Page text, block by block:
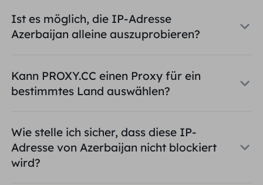
Ist es möglich, die IP-Adresse
Azerbaijan alleine auszuprobieren?
Kann PROXY.CC einen Proxy für ein
bestimmtes Land auswählen?
Wie stelle ich sicher, dass diese IP-
Adresse von Azerbaijan nicht blockiert
wird?